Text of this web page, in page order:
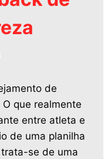
de
que realmente
entre atleta e
de uma planilha
se de uma